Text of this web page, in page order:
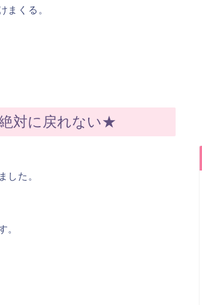
まくる。
対に戻れない★
した。
。